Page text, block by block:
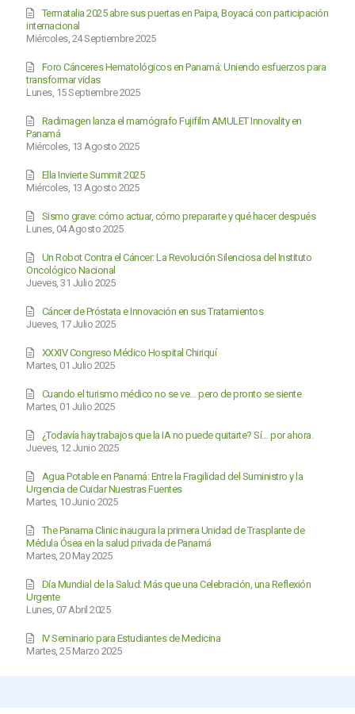
Miércoles, 24 Septiembre 2025
Termatalia 2025 abre sus puertas en Paipa, Boyacá con participación
internacional
Lunes, 15 Septiembre 2025
Foro Cánceres Hematológicos en Panamá: Uniendo esfuerzos para
transformar vidas
Miércoles, 13 Agosto 2025
Radimagen lanza el mamógrafo Fujifilm AMULET Innovality en
Panamá
Miércoles, 13 Agosto 2025
Ella Invierte Summit 2025
Lunes, 04 Agosto 2025
Sismo grave: cómo actuar, cómo prepararte y qué hacer después
Jueves, 31 Julio 2025
Un Robot Contra el Cáncer: La Revolución Silenciosa del Instituto
Oncológico Nacional
Jueves, 17 Julio 2025
Cáncer de Próstata e Innovación en sus Tratamientos
Martes, 01 Julio 2025
XXXIV Congreso Médico Hospital Chiriquí
Martes, 01 Julio 2025
Cuando el turismo médico no se ve… pero de pronto se siente
Jueves, 12 Junio 2025
¿Todavía hay trabajos que la IA no puede quitarte? Sí… por ahora.
Martes, 10 Junio 2025
Agua Potable en Panamá: Entre la Fragilidad del Suministro y la
Urgencia de Cuidar Nuestras Fuentes
Martes, 20 May 2025
The Panama Clinic inaugura la primera Unidad de Trasplante de
Médula Ósea en la salud privada de Panamá
Lunes, 07 Abril 2025
Día Mundial de la Salud: Más que una Celebración, una Reflexión
Urgente
Martes, 25 Marzo 2025
IV Seminario para Estudiantes de Medicina